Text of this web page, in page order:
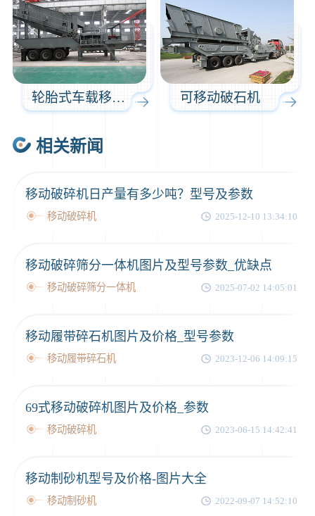
轮胎式车载移动打石机 可移动破石机
相关新闻
移动破碎机日产量有多少吨？型号及参数
移动破碎机 2025-12-10 13:34:10
移动破碎筛分一体机图片及型号参数_优缺点
移动破碎筛分一体机 2025-07-02 14:05:01
移动履带碎石机图片及价格_型号参数
移动履带碎石机 2023-12-06 14:09:15
69式移动破碎机图片及价格_参数
移动破碎机 2023-06-15 14:42:41
移动制砂机型号及价格-图片大全
移动制砂机 2022-09-07 14:52:10